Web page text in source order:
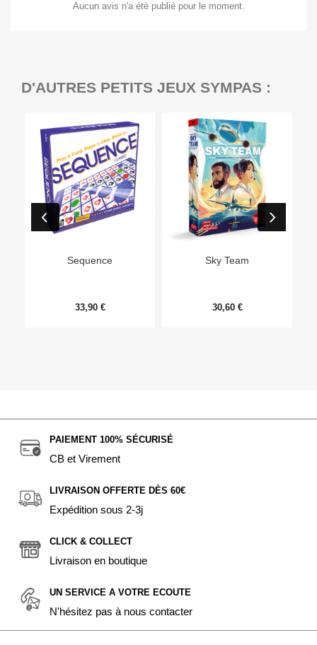
Aucun avis n'a été publié pour le moment.
D'AUTRES PETITS JEUX SYMPAS :
Sequence
33,90 €
Sky Team
30,60 €
PAIEMENT 100% SÉCURISÉ
CB et Virement
LIVRAISON OFFERTE DÈS 60€
Expédition sous 2-3j
CLICK & COLLECT
Livraison en boutique
UN SERVICE A VOTRE ECOUTE
N'hésitez pas à nous contacter